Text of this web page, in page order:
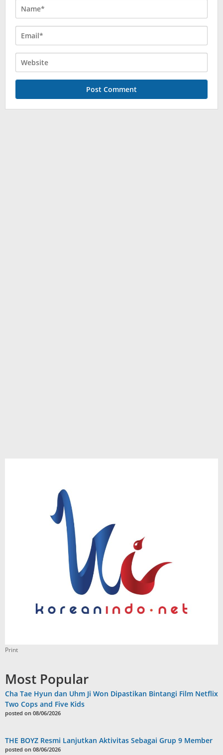
Print
Most Popular
Cha Tae Hyun dan Uhm Ji Won Dipastikan Bintangi Film Netflix
Two Cops and Five Kids
posted on 08/06/2026
THE BOYZ Resmi Lanjutkan Aktivitas Sebagai Grup 9 Member
posted on 08/06/2026